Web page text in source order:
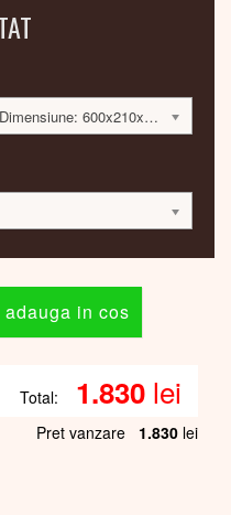
Tip: sistem de incalzire centrala; Dimensiune: 600x210x32; 127 Watt; 1826 lei
Total: 1.830 lei
Pret vanzare 1.830 lei